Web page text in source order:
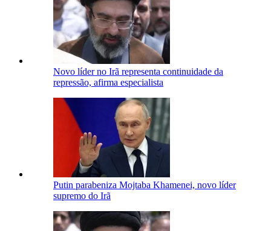
Novo líder no Irã representa continuidade da
repressão, afirma especialista
Putin parabeniza Mojtaba Khamenei, novo líder
supremo do Irã